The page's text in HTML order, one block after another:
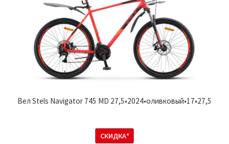
Вел Stels Navigator 745 MD 27,5•2024•оливковый•17•27,5
СКИДКА*